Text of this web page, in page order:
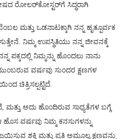
ರೋಲರ್‌ಕೋಸ್ಟರ್‌ಗೆ ಸಿದ್ಧರಾಗಿ
ಮತ್ತು ಒಡನಾಟಕ್ಕಾಗಿ ನನ್ನ ಹೃತ್ಪೂರ್ವಕ
ನಿಮ್ಮ ಉಪಸ್ಥಿತಿಯು ನನ್ನ ಜೀವನಕ್ಕೆ
ಪಕ್ಕದಲ್ಲಿ ನಿಮ್ಮನ್ನು ಹೊಂದಲು ನಾನು
ವರ್ಷವು ಸುಂದರ ಕ್ಷಣಗಳ
ಚಿತ್ರಿಸಲ್ಪಟ್ಟಿದೆ.
ಮತ್ತು ಅದು ಹೊಂದಿರುವ ಸಾಧ್ಯತೆಗಳ ಬಗ್ಗೆ
ಹೊಸ ವರ್ಷವು ನಿಮ್ಮ ಕನಸುಗಳನ್ನು
ಶಕ್ತಿ ಮತ್ತು ಪ್ರತಿ ಅಮೂಲ್ಯ ಕ್ಷಣವನ್ನು